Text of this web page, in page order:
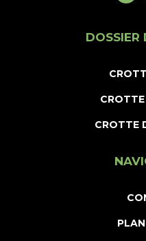
DOSSIER
CROTTE